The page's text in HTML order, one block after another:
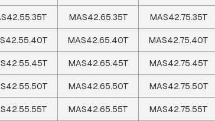
MAS42.65.35T MAS42.75.35T
MAS42.65.40T MAS42.75.40T
MAS42.65.45T MAS42.75.45T
MAS42.65.50T MAS42.75.50T
MAS42.65.55T MAS42.75.55T